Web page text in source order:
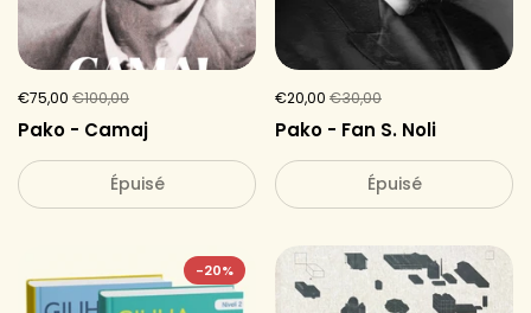
€75,00 €100,00
Pako - Camaj
Épuisé
€20,00 €30,00
Pako - Fan S. Noli
Épuisé
-20%